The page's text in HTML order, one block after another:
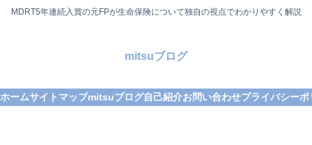
MDRT5年連続入賞の元FPが生命保険について独自の視点でわかりやすく解説
mitsuブログ
ホームサイトマップmitsuブログ自己紹介お問い合わせプライバシーポ